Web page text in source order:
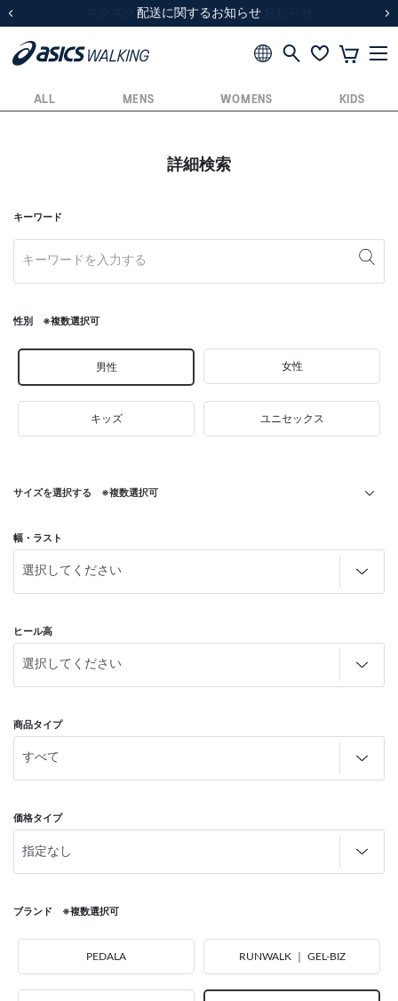
スクスク（SUKU2）価格改定のお知らせ
配送に関するお知らせ
スクスク（SUKU2）価格改定のお知らせ
配送に関するお知らせ
ALL MENS WOMENS KIDS
詳細検索
キーワード
性別 ※複数選択可
男性 女性
キッズ ユニセックス
サイズを選択する ※複数選択可
幅・ラスト
ヒール高
商品タイプ
価格タイプ
ブランド ※複数選択可
PEDALA RUNWALK ｜ GEL-BIZ